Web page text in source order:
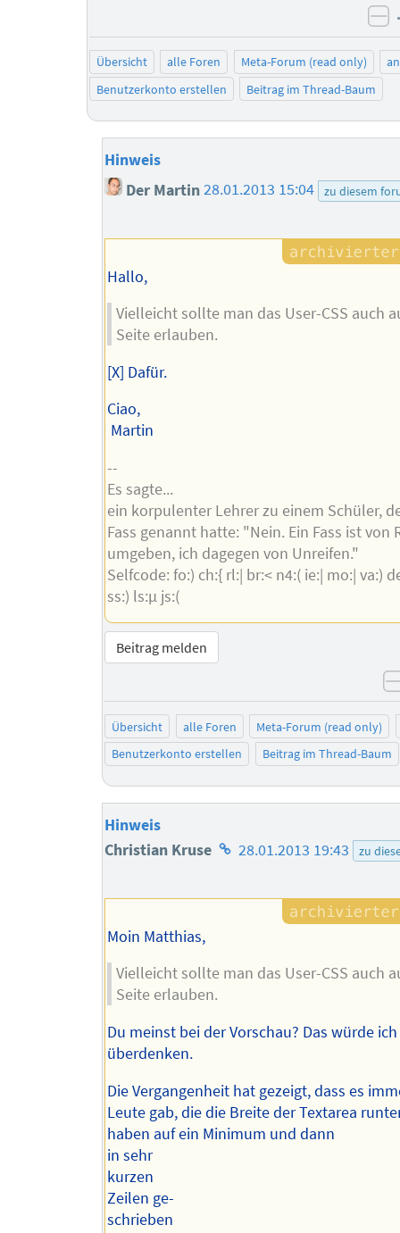
Übersicht alle Foren Meta-Forum (read only)
Benutzerkonto erstellen
Beitrag im Thread-Baum
Hinweis
Der Martin28.01.2013 15:04 zu diesem
Hallo,
Vielleicht sollte man das User-CSS auch
Seite erlauben.
[X] Dafür.
Ciao,
Martin
--
Es sagte...
ein korpulenter Lehrer zu einem Schüler,
Fass genannt hatte: "Nein. Ein Fass ist von
umgeben, ich dagegen von Unreifen."
Selfcode: fo:) ch:{ rl:| br:< n4:( ie:| mo:| va:)
ss:) ls:µ js:(
Beitrag melden
Übersicht alle Foren
Meta-Forum (read only)
Benutzerkonto erstellen
Beitrag im Thread-Baum
Hinweis
Christian Kruse Homepage
Autors
28.01.2013 19:43 zu
Moin Matthias,
Vielleicht sollte man das User-CSS auch
Seite erlauben.
Du meinst bei der Vorschau? Das würde
überdenken.
Die Vergangenheit hat gezeigt, dass es
Leute gab, die die Breite der Textarea
haben auf ein Minimum und dann
in sehr
kurzen
Zeilen ge-
schrieben